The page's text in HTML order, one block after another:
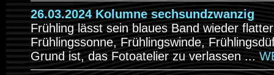
26.03.2024 Kolumne sechsundzwanzig
Frühling lässt sein blaues Band wieder
Frühlingssonne, Frühlingswinde,
Grund ist, das Fotoatelier zu verlassen ...